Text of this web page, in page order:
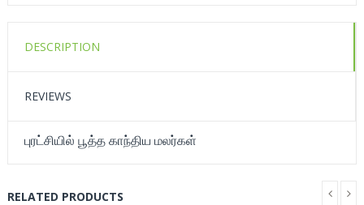
DESCRIPTION
REVIEWS
புரட்சியில் பூத்த காந்திய மலர்கள்
RELATED PRODUCTS